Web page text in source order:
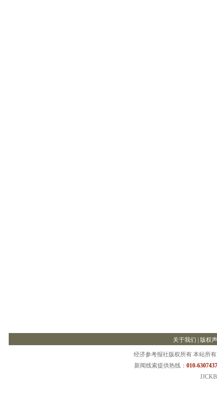
关于我们 版权
经济参考报社版权所有 本站所
新闻线索提供热线： 010-